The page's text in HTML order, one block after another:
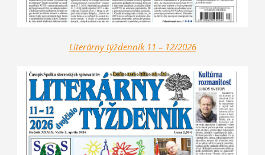
Literárny týždenník 11 – 12/2026